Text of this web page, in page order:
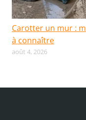
Carotter un mur :
à connaître
août 4, 2026